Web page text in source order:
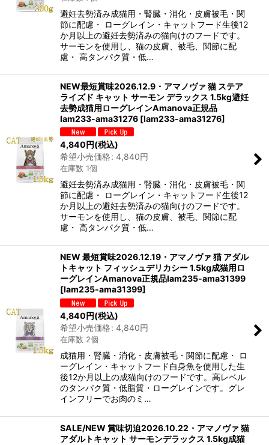
避妊去勢済み成猫用・腎臓・消化・皮膚被毛・関
節に配慮・ ローグレイン・キャットフード生後12
か月以上の避妊去勢済みの猫向けのフードです。
サーモンを使用し、猫の皮膚、被毛、関節に配
慮・ 高タンパク質・低…
NEW最短賞味2026.12.9・アマノヴァ 猫 ステア
ライズド キャット サーモン デラックス 1.5kg避妊
去勢成猫用ローグレインAmanova正規品
lam233-ama31276 [lam233-ama31276]
4,840円(税込)
希望小売価格: 4,840円
在庫数 1個
避妊去勢済み成猫用・腎臓・消化・皮膚被毛・関
節に配慮・ ローグレイン・キャットフード生後12
か月以上の避妊去勢済みの猫向けのフードです。
サーモンを使用し、猫の皮膚、被毛、関節に配
慮・ 高タンパク質・低…
NEW 最短賞味2026.12.19・アマノヴァ 猫 アダル
トキャット フィッシュデリカシー 1.5kg成猫用ロ
ーグレインAmanova正規品lam235-ama31399
[lam235-ama31399]
4,840円(税込)
希望小売価格: 4,840円
在庫数 2個
成猫用・腎臓・消化・皮膚被毛・関節に配慮・ ロ
ーグレイン・キャットフード白身魚を使用した生
後12か月以上の成猫向けのフードです。高レベル
のタンパク質・低脂質・ローグレインです。グレ
インフリーでお肉のミ…
SALE/NEW 賞味切迫2026.10.22・アマノヴァ 猫
アダルトキャット サーモンデラックス 1.5kg成猫